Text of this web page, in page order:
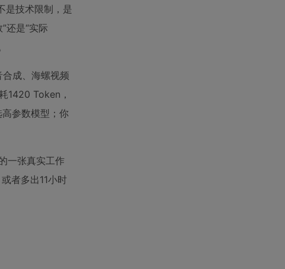
是技术限制，是
还是“实际
成、海螺视频
1420 Token，
参数模型；你
一张真实工作
者多出11小时